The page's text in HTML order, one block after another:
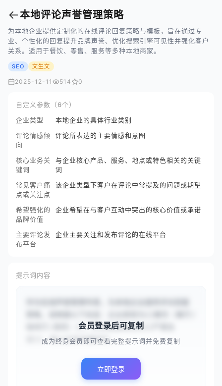
←本地评论声誉管理策略
为本地企业提供定制化的在线评论回复策略与模板，旨在通过专
业、个性化的回复提升品牌声誉、优化搜索引擎可见性并强化客户
关系。适用于餐饮、零售、服务等多种本地商家。
SEO 文生文
2025-12-11 514 0
自定义参数（6个）
企业类型
本地企业的具体行业类别
评论情感倾
向
评论所表达的主要情感和意图
核心业务关
键词
与企业核心产品、服务、地点或特色相关的关键
词
常见客户痛
点或关注点
该企业类型下客户在评论中常提及的问题或期望
希望强化的
品牌价值
企业希望在与客户互动中突出的核心价值或承诺
主要评论发
布平台
企业主要关注和发布评论的在线平台
提示词内容
咖啡厅/酒吧）}}，评论情感倾向为{{严重投
诉}}，核心业务关键词为...
会员登录后可复制
成为终身会员即可查看完整提示词并免费复制
立即登录